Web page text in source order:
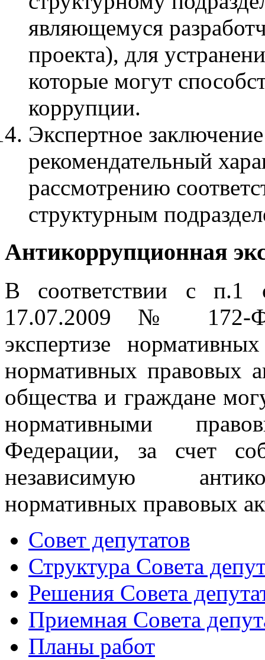
являющемуся
проекта), для
которые могут
коррупции.
Экспертное
рекомендательный
рассмотрению
структурным
Антикоррупционная
В соответствии с п.1
17.07.2009 № 172-
экспертизе
нормативных правовых
общества и граждане
нормативными
Федерации, за счет
независимую
нормативных правовых
Совет депутатов
Структура Совета
Решения Совета
Приемная Совета
Планы работ